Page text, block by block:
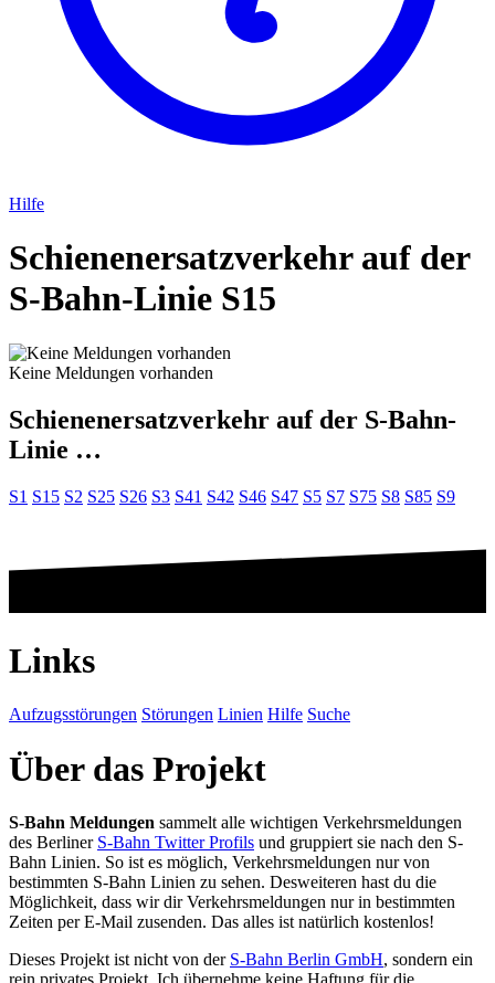
Hilfe
Schienenersatzverkehr auf der
S-Bahn-Linie S15
Keine Meldungen vorhanden
Schienenersatzverkehr auf der S-Bahn-
Linie …
S1 S15 S2 S25 S26 S3 S41 S42 S46 S47 S5 S7 S75 S8 S85 S9
Links
Aufzugsstörungen Störungen Linien Hilfe Suche
Über das Projekt
S-Bahn Meldungen sammelt alle wichtigen Verkehrsmeldungen
des Berliner S-Bahn Twitter Profils und gruppiert sie nach den S-
Bahn Linien. So ist es möglich, Verkehrsmeldungen nur von
bestimmten S-Bahn Linien zu sehen. Desweiteren hast du die
Möglichkeit, dass wir dir Verkehrsmeldungen nur in bestimmten
Zeiten per E-Mail zusenden. Das alles ist natürlich kostenlos!
Dieses Projekt ist nicht von der S-Bahn Berlin GmbH, sondern ein